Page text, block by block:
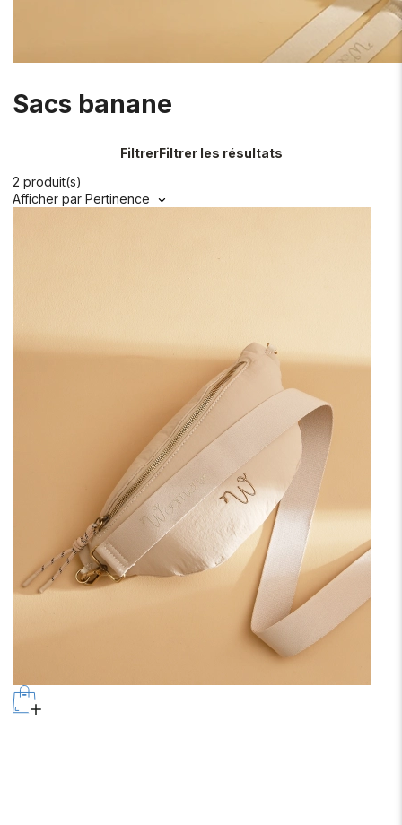
Sacs banane
FiltrerFiltrer les résultats
2 produit(s)
Afficher par Pertinence